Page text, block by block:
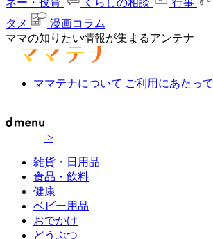
タメ
漫画コラム
ママの知りたい情報が集まるアンテナ
ママテナについて ご利用にあたって
>
雑貨・日用品
食品・飲料
健康
ベビー用品
おでかけ
どうぶつ